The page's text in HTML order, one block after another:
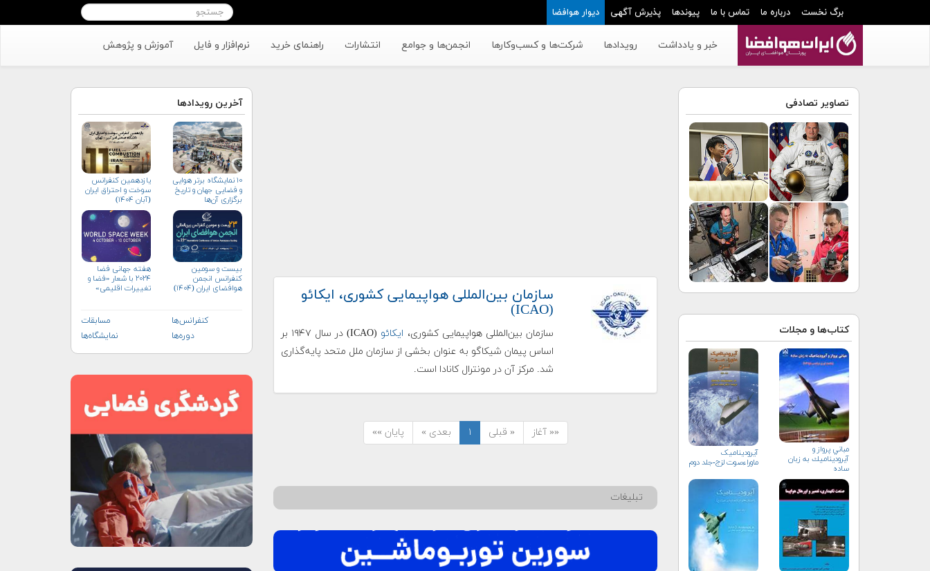
برگ نخست درباره ما تماس با ما پیوندها پذیرش آگهی دیوار هوافضا
خبر و یادداشت رویدادها شرکت‌ها و کسب‌وکار‌ها انجمن‌ها و جوامع انتشارات راهنمای خرید نرم‌افزار و فایل آموزش و پژوهش
تصاویر تصادفی
کتاب‌ها و مجلات
مباني پرواز و
آيروديناميك به زبان
ساده
آیرودینامیک
ماوراءصوت لزج-جلد دوم
سازمان بین‌المللی هواپیمایی کشوری، ایکائو
(ICAO)
سازمان بین‌المللی هواپیمایی کشوری، ایکائو
(ICAO) در سال ۱۹۴۷ بر
اساس پیمان شیکاگو به عنوان بخشی از سازمان ملل متحد پایه‌گذاری
شد. مرکز آن در مونترال کانادا است.
«« آغاز « قبلی ۱ بعدی » پایان »»
تبلیغات
آخرین رویدادها
۱۰ نمایشگاه برتر هوایی
و فضایی جهان و تاریخ
برگزاری آن‌ها
یازدهمین کنفرانس
سوخت و احتراق ایران
(آبان‌ ۱۴۰۴)
بیست و سومین
کنفرانس انجمن
هوافضای ايران (۱۴۰۴)
هفته جهانی فضا
۲۰۲۴ با شعار «فضا و
تغییرات اقلیمی»
کنفرانس‌ها
مسابقات
دوره‌ها
نمایشگاه‌ها